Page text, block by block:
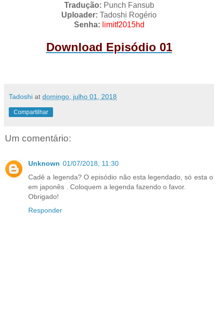
Tradução: Punch Fansub
Uploader: Tadoshi Rogério
Senha: limitf2015hd
Download Episódio 01
Tadoshi at domingo, julho 01, 2018
Compartilhar
Um comentário:
Unknown 01/07/2018, 11:30
Cadê a legenda? O episódio não esta legendado, só esta o
em japonês . Coloquem a legenda fazendo o favor.
Obrigado!
Responder